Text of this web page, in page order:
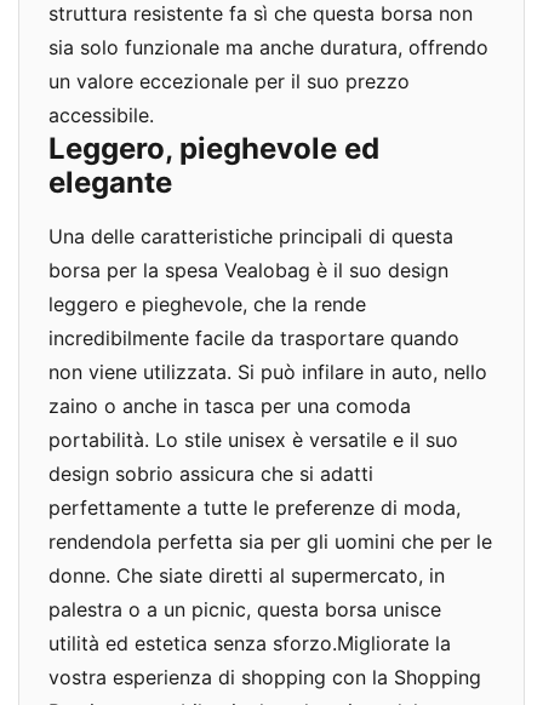
struttura resistente fa sì che questa borsa non
sia solo funzionale ma anche duratura, offrendo
un valore eccezionale per il suo prezzo
accessibile.
Leggero, pieghevole ed
elegante
Una delle caratteristiche principali di questa
borsa per la spesa Vealobag è il suo design
leggero e pieghevole, che la rende
incredibilmente facile da trasportare quando
non viene utilizzata. Si può infilare in auto, nello
zaino o anche in tasca per una comoda
portabilità. Lo stile unisex è versatile e il suo
design sobrio assicura che si adatti
perfettamente a tutte le preferenze di moda,
rendendola perfetta sia per gli uomini che per le
donne. Che siate diretti al supermercato, in
palestra o a un picnic, questa borsa unisce
utilità ed estetica senza sforzo.Migliorate la
vostra esperienza di shopping con la Shopping